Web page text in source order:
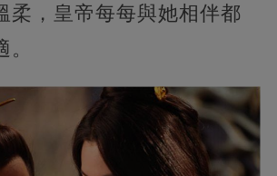
柔，皇帝每每與她相伴都